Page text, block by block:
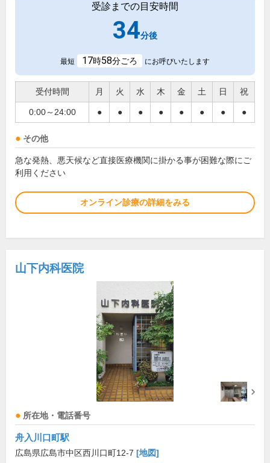
受診までの目安時間
34分後
最短 17時58分ごろ にお呼びいたします
受付時間 月 火 水 木 金 土 日 祝
0:00～24:00 ● ● ● ● ● ● ● ●
その他
急な発熱、悪天候など直接医療機関に掛かる事が困難な際にご
利用ください
オンライン診療の詳細をみる
山下内科医院
所在地・電話番号
舟入川口町駅
広島県広島市中区西川口町12-7 [地図]